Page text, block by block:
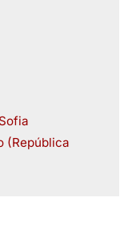
(República